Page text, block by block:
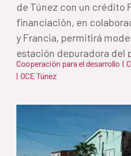
de Túnez con un crédito
financiación, en
y Francia, permitirá
estación depuradora del
Cooperación para el desarrollo |
| OCE Túnez